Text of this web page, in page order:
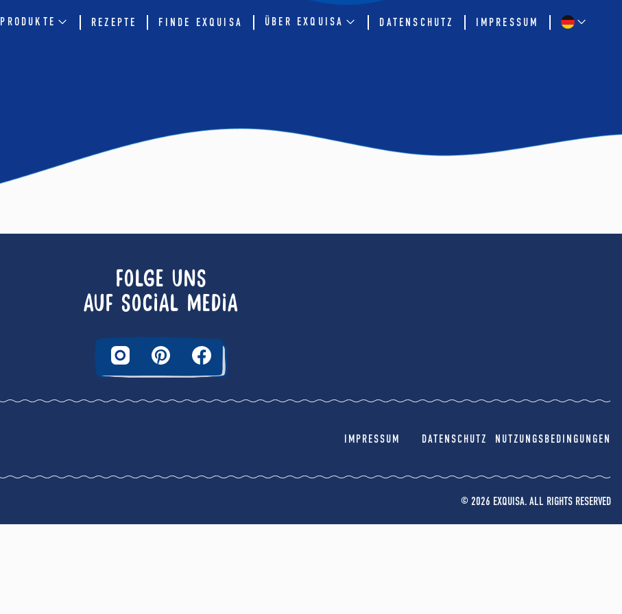
PRODUKTE REZEPTE FINDE EXQUISA ÜBER EXQUISA DATENSCHUTZ IMPRESSUM
FOLGE UNS
AUF SOCIAL MEDIA
IMPRESSUM DATENSCHUTZ NUTZUNGSBEDINGUNGEN
© 2026 EXQUISA. ALL RIGHTS RESERVED